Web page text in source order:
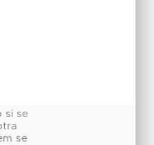
si se
se